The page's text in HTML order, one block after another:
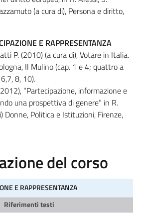
(a cura di), Persona e diritto,
E RAPPRESENTANZA
P. (2010) (a cura di), Votare in Italia.
Il Mulino (cap. 1 e 4; quattro a
8, 10).
“Partecipazione, informazione e
una prospettiva di genere” in R.
Donne, Politica e Istituzioni, Firenze,
del corso
E RAPPRESENTANZA
Riferimenti testi